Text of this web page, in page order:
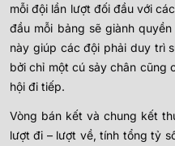
mỗi đội lần lượt đối đầu với
đầu mỗi bảng sẽ giành
này giúp các đội phải duy trì
bởi chỉ một cú sảy chân cũng
hội đi tiếp.
Vòng bán kết và chung kết
lượt đi – lượt về, tính tổng tỷ